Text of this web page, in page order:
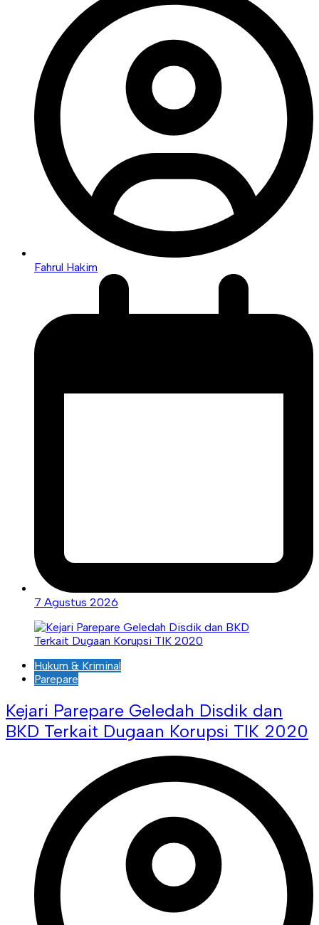
Fahrul Hakim
7 Agustus 2026
Hukum & Kriminal
Parepare
Kejari Parepare Geledah Disdik dan
BKD Terkait Dugaan Korupsi TIK 2020